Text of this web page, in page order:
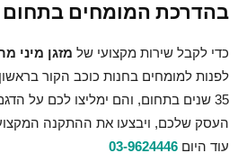
בהדרכת המומחים בתחום
כדי לקבל שירות מקצועי של מזגן מיני
לפנות למומחים בחנות כוכב הקור
35 שנים בתחום, והם ימליצו לכם על
העסק שלכם, ויבצעו את ההתקנה
עוד היום 03-9624446